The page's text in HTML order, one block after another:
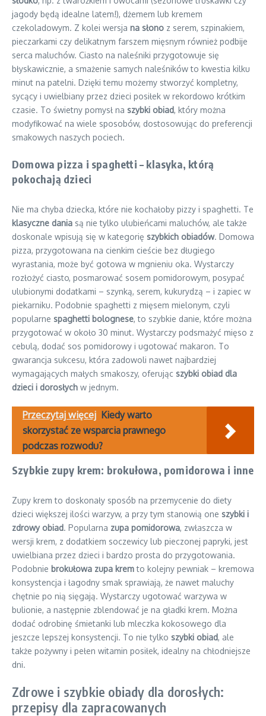
jagody będą idealne latem!), dżemem lub kremem
czekoladowym. Z kolei wersja na słono z serem, szpinakiem,
pieczarkami czy delikatnym farszem mięsnym również podbije
serca maluchów. Ciasto na naleśniki przygotowuje się
błyskawicznie, a smażenie samych naleśników to kwestia kilku
minut na patelni. Dzięki temu możemy stworzyć kompletny,
sycący i uwielbiany przez dzieci posiłek w rekordowo krótkim
czasie. To świetny pomysł na szybki obiad, który można
modyfikować na wiele sposobów, dostosowując do preferencji
smakowych naszych pociech.
Domowa pizza i spaghetti – klasyka, którą
pokochają dzieci
Nie ma chyba dziecka, które nie kochałoby pizzy i spaghetti. Te
klasyczne dania są nie tylko ulubieńcami maluchów, ale także
doskonale wpisują się w kategorię szybkich obiadów. Domowa
pizza, przygotowana na cienkim cieście bez długiego
wyrastania, może być gotowa w mgnieniu oka. Wystarczy
rozłożyć ciasto, posmarować sosem pomidorowym, posypać
ulubionymi dodatkami – szynką, serem, kukurydzą – i zapiec w
piekarniku. Podobnie spaghetti z mięsem mielonym, czyli
popularne spaghetti bolognese, to szybkie danie, które można
przygotować w około 30 minut. Wystarczy podsmażyć mięso z
cebulą, dodać sos pomidorowy i ugotować makaron. To
gwarancja sukcesu, która zadowoli nawet najbardziej
wymagających małych smakoszy, oferując szybki obiad dla
dzieci i dorosłych w jednym.
Przeczytaj więcej Kiedy warto
skorzystać ze wsparcia prawnego
podczas rozwodu?
Szybkie zupy krem: brokułowa, pomidorowa i inne
Zupy krem to doskonały sposób na przemycenie do diety
dzieci większej ilości warzyw, a przy tym stanowią one szybki i
zdrowy obiad. Popularna zupa pomidorowa, zwłaszcza w
wersji krem, z dodatkiem soczewicy lub pieczonej papryki, jest
uwielbiana przez dzieci i bardzo prosta do przygotowania.
Podobnie brokułowa zupa kremto kolejny pewniak – kremowa
konsystencja i łagodny smak sprawiają, że nawet maluchy
chętnie po nią sięgają. Wystarczy ugotować warzywa w
bulionie, a następnie zblendować je na gładki krem. Można
dodać odrobinę śmietanki lub mleczka kokosowego dla
jeszcze lepszej konsystencji. To nie tylko szybki obiad, ale
także pożywny i pełen witamin posiłek, idealny na chłodniejsze
dni.
Zdrowe i szybkie obiady dla dorosłych:
przepisy dla zapracowanych